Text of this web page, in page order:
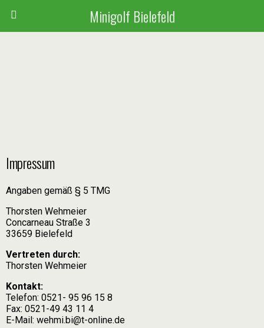
Minigolf Bielefeld
Impressum
Angaben gemäß § 5 TMG
Thorsten Wehmeier
Concarneau Straße 3
33659 Bielefeld
Vertreten durch:
Thorsten Wehmeier
Kontakt:
Telefon: 0521- 95 96 15 8
Fax: 0521-49 43 11 4
E-Mail: wehmi.bi@t-online.de